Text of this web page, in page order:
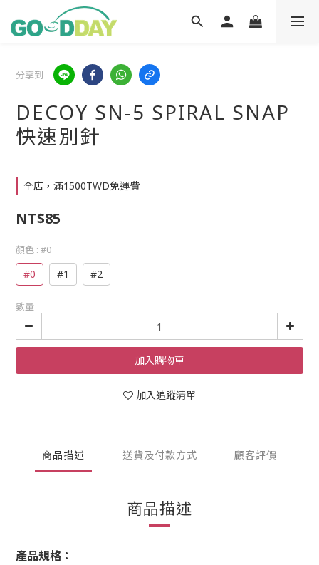
分享到
DECOY SN-5 SPIRAL SNAP
快速別針
全店，滿1500TWD免運費
NT$85
顏色 : #0
#0 #1 #2
數量
加入購物車
加入追蹤清單
商品描述 送貨及付款方式 顧客評價
商品描述
產品規格：